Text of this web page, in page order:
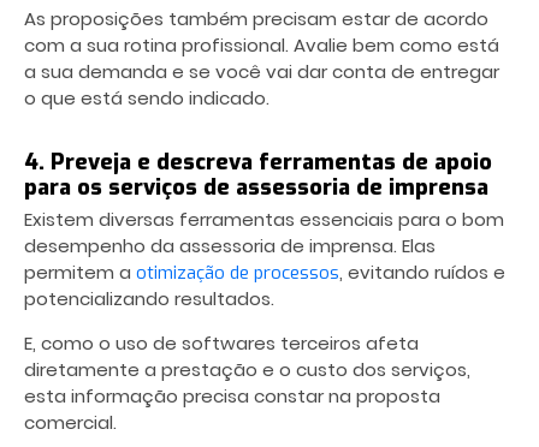
As proposições também precisam estar de acordo
com a sua rotina profissional. Avalie bem como está
a sua demanda e se você vai dar conta de entregar
o que está sendo indicado.
4. Preveja e descreva ferramentas de apoio
para os serviços de assessoria de imprensa
Existem diversas ferramentas essenciais para o bom
desempenho da assessoria de imprensa. Elas
permitem a otimização de processos, evitando ruídos e
potencializando resultados.
E, como o uso de softwares terceiros afeta
diretamente a prestação e o custo dos serviços,
esta informação precisa constar na proposta
comercial.